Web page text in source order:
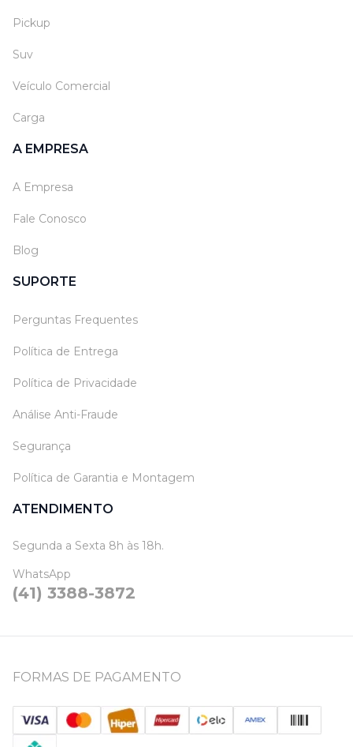
Pickup
Suv
Veículo Comercial
Carga
A EMPRESA
A Empresa
Fale Conosco
Blog
SUPORTE
Perguntas Frequentes
Política de Entrega
Política de Privacidade
Análise Anti-Fraude
Segurança
Política de Garantia e Montagem
ATENDIMENTO
Segunda a Sexta 8h às 18h.
WhatsApp
(41) 3388-3872
FORMAS DE PAGAMENTO